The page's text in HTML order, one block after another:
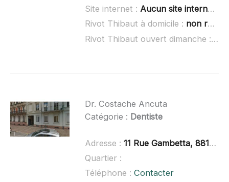
Site internet : Aucun site internet connu
Rivot Thibaut à domicile : non renseigné
Rivot Thibaut ouvert dimanche :
Dr. Costache Ancuta
Catégorie : Dentiste
Adresse : 11 Rue Gambetta, 88100 Saint-Dié-des-Vosges
Quartier :
Téléphone : Contacter